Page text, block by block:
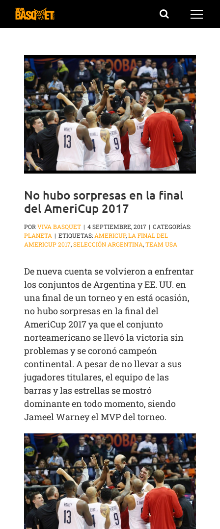
Saltar
No hubo sorpresas en la final
del AmeriCup 2017
PORVIVA BASQUET | 4 SEPTIEMBRE, 2017 | CATEGORÍAS:
PLANETA | ETIQUETAS:AMERICUP,LA FINAL DEL
AMERICUP 2017,SELECCIÓN ARGENTINA,TEAM USA
De nueva cuenta se volvieron a enfrentar
los conjuntos de Argentina y EE. UU. en
una final de un torneo y en está ocasión,
no hubo sorpresas en la final del
AmeriCup 2017 ya que el conjunto
norteamericano se llevó la victoria sin
problemas y se coronó campeón
continental. A pesar de no llevar a sus
jugadores titulares, el equipo de las
barras y las estrellas se mostró
dominante en todo momento, siendo
Jameel Warney el MVP del torneo.